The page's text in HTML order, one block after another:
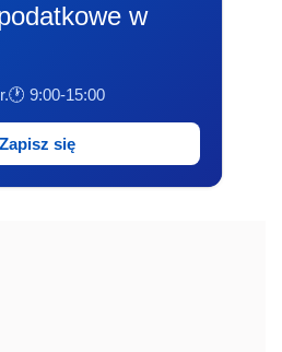
w
🕐 9:00-15:00
Zapisz się